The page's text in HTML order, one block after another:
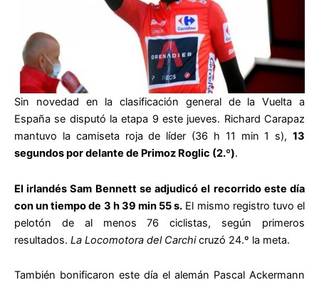
Sin novedad en la clasificación general de la Vuelta a
España se disputó la etapa 9 este jueves. Richard Carapaz
mantuvo la camiseta roja de líder (36 h 11 min 1 s), 13
segundos por delante de Primoz Roglic (2.º).
El irlandés Sam Bennett se adjudicó el recorrido este día
con un tiempo de 3 h 39 min 55 s. El mismo registro tuvo el
pelotón de al menos 76 ciclistas, según primeros
resultados. La Locomotora del Carchicruzó 24.º la meta.
También bonificaron este día el alemán Pascal Ackermann